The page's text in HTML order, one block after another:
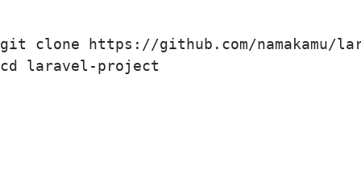
git clone https://github.com/namakamu/
cd laravel-project